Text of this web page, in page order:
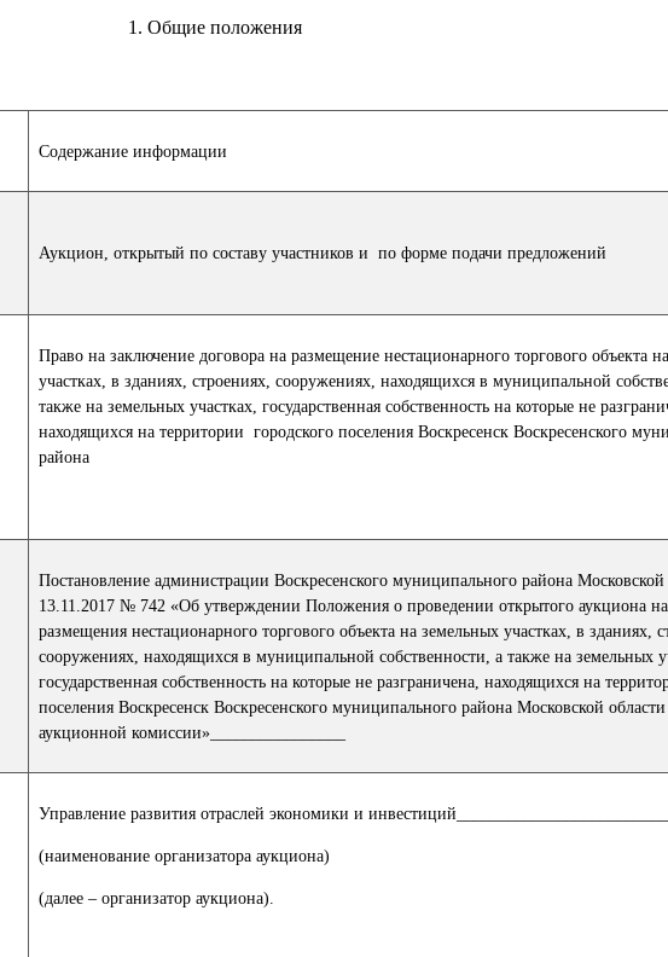
1. Общие положения
Содержание информации
Аукцион, открытый по составу участников и по форме подачи предложений
Право на заключение договора на размещение нестационарного торгового объекта
участках, в зданиях, строениях, сооружениях, находящихся в муниципальной
также на земельных участках, государственная собственность на которые не
находящихся на территории городского поселения Воскресенск Воскресенского
района
Постановление администрации Воскресенского муниципального района Московской
13.11.2017 № 742 «Об утверждении Положения о проведении открытого аукциона
размещения нестационарного торгового объекта на земельных участках, в зданиях,
сооружениях, находящихся в муниципальной собственности, а также на земельных
государственная собственность на которые не разграничена, находящихся на
поселения Воскресенск Воскресенского муниципального района Московской области
аукционной комиссии»________________
Управление развития отраслей экономики и
(наименование организатора аукциона)
(далее – организатор аукциона).